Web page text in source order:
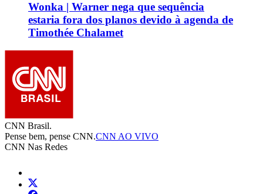
Wonka | Warner nega que sequência
estaria fora dos planos devido à agenda de
Timothée Chalamet
CNN Brasil.
Pense bem, pense CNN.CNN AO VIVO
CNN Nas Redes